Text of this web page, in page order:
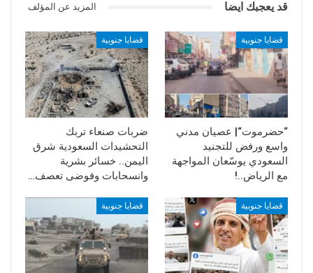
قد يعجبك ايضا المزيد عن المؤلف
قضايا جنوبية
“حضرموت“| عصيان مدني
واسع ورفض للتجنيد
السعودي يوسّعان المواجهة
مع الرياض..!
قضايا جنوبية
ضربات صنعاء تربك
التحشيدات السعودية شرق
اليمن.. خسائر بشرية
وانسحابات وفوضى تعصف…
قضايا جنوبية قضايا جنوبية